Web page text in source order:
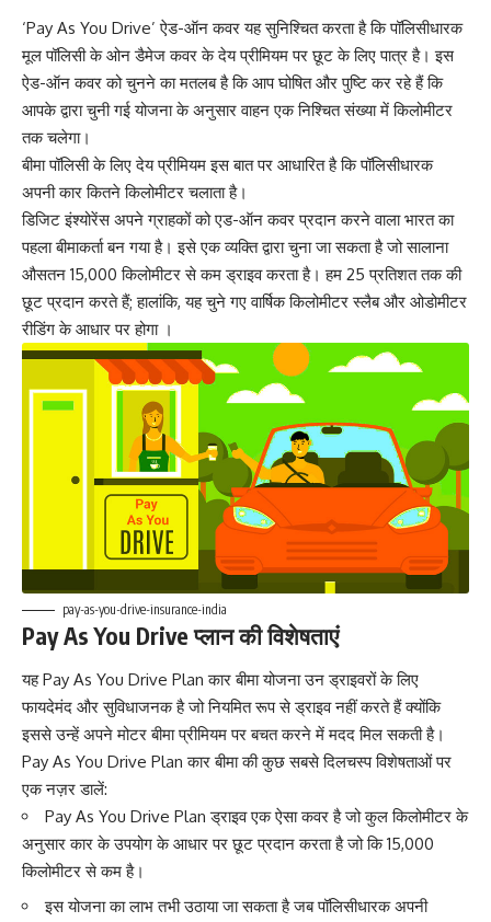
‘Pay As You Drive’ ऐड-ऑन कवर यह सुनिश्चित करता है कि पॉलिसीधारक
मूल पॉलिसी के ओन डैमेज कवर के देय प्रीमियम पर छूट के लिए पात्र है। इस
ऐड-ऑन कवर को चुनने का मतलब है कि आप घोषित और पुष्टि कर रहे हैं कि
आपके द्वारा चुनी गई योजना के अनुसार वाहन एक निश्चित संख्या में किलोमीटर
तक चलेगा।
बीमा पॉलिसी के लिए देय प्रीमियम इस बात पर आधारित है कि पॉलिसीधारक
अपनी कार कितने किलोमीटर चलाता है।
डिजिट इंश्योरेंस अपने ग्राहकों को एड-ऑन कवर प्रदान करने वाला भारत का
पहला बीमाकर्ता बन गया है। इसे एक व्यक्ति द्वारा चुना जा सकता है जो सालाना
औसतन 15,000 किलोमीटर से कम ड्राइव करता है। हम 25 प्रतिशत तक की
छूट प्रदान करते हैं; हालांकि, यह चुने गए वार्षिक किलोमीटर स्लैब और ओडोमीटर
रीडिंग के आधार पर होगा ।
pay-as-you-drive-insurance-india
Pay As You Drive प्लान की विशेषताएं
यह Pay As You Drive Plan कार बीमा योजना उन ड्राइवरों के लिए
फायदेमंद और सुविधाजनक है जो नियमित रूप से ड्राइव नहीं करते हैं क्योंकि
इससे उन्हें अपने मोटर बीमा प्रीमियम पर बचत करने में मदद मिल सकती है।
Pay As You Drive Plan कार बीमा की कुछ सबसे दिलचस्प विशेषताओं पर
एक नज़र डालें:
Pay As You Drive Plan ड्राइव एक ऐसा कवर है जो कुल किलोमीटर के
अनुसार कार के उपयोग के आधार पर छूट प्रदान करता है जो कि 15,000
किलोमीटर से कम है।
इस योजना का लाभ तभी उठाया जा सकता है जब पॉलिसीधारक अपनी